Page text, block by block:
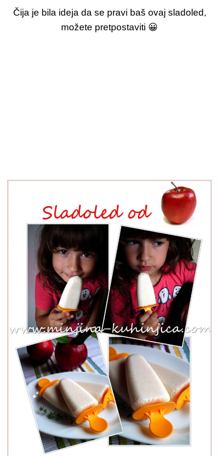
Čija je bila ideja da se pravi baš ovaj sladoled,
možete pretpostaviti 😀